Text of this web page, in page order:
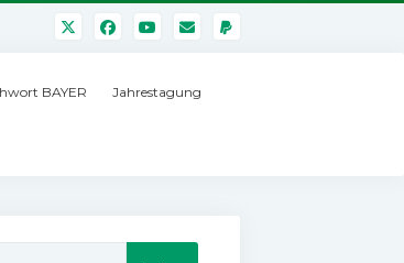
BAYER Jahrestagung